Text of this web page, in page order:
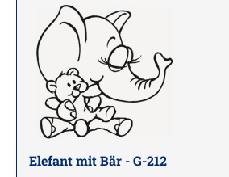
Ministempel Komplettset
VINTAGE STEMPEL FAMILIE
VINTAGE STEMPEL
WOODIES STEMPEL
WOODIES Textstempel
Elefant mit Bär - G-212